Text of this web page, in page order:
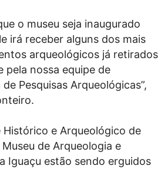
o museu seja inaugurado
irá receber alguns dos mais
arqueológicos já retirados
pela nossa equipe de
Pesquisas Arqueológicas”,
Histórico e Arqueológico de
de Arqueologia e
Iguaçu estão sendo erguidos